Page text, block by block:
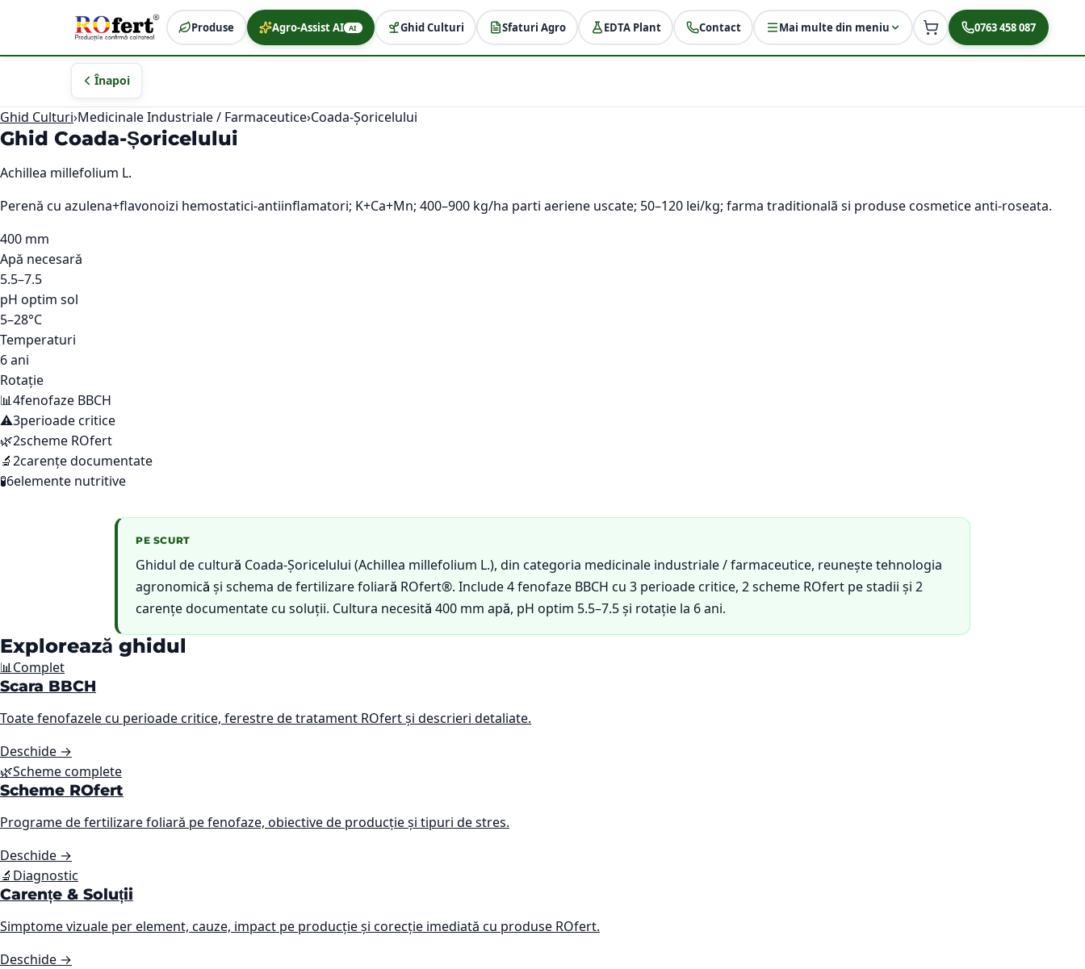
Produse Agro-Assist AI AI Ghid Culturi Sfaturi Agro EDTA Plant Contact Mai multe din meniu 0763 458 087
Înapoi
Ghid Culturi›Medicinale Industriale / Farmaceutice›Coada-Șoricelului
Ghid Coada-Șoricelului
Achillea millefolium L.
Perenă cu azulena+flavonoizi hemostatici-antiinflamatori; K+Ca+Mn; 400–900 kg/ha parti aeriene uscate; 50–120 lei/kg; farma traditionalã si produse cosmetice anti-roseata.
400 mm
Apă necesară
5.5–7.5
pH optim sol
5–28°C
Temperaturi
6 ani
Rotație
📊4fenofaze BBCH
⚠️3perioade critice
🌿2scheme ROfert
🔬2carențe documentate
🧪6elemente nutritive
PE SCURT
Ghidul de cultură Coada-Șoricelului (Achillea millefolium L.), din categoria medicinale industriale / farmaceutice, reunește tehnologia
agronomică și schema de fertilizare foliară ROfert®. Include 4 fenofaze BBCH cu 3 perioade critice, 2 scheme ROfert pe stadii și 2
carențe documentate cu soluții. Cultura necesită 400 mm apă, pH optim 5.5–7.5 și rotație la 6 ani.
Explorează ghidul
📊Complet
Scara BBCH
Toate fenofazele cu perioade critice, ferestre de tratament ROfert și descrieri detaliate.
Deschide →
🌿Scheme complete
Scheme ROfert
Programe de fertilizare foliară pe fenofaze, obiective de producție și tipuri de stres.
Deschide →
🔬 Diagnostic
Carențe & Soluții
Simptome vizuale per element, cauze, impact pe producție și corecție imediată cu produse ROfert.
Deschide →